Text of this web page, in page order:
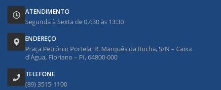
ATENDIMENTO
Segunda à Sexta de 07:30 às 13:30
ENDEREÇO
Praça Petrônio Portela, R. Marquês da Rocha, S/N – Caixa
d'Água, Floriano – PI, 64800-000
TELEFONE
(89) 3515-1100